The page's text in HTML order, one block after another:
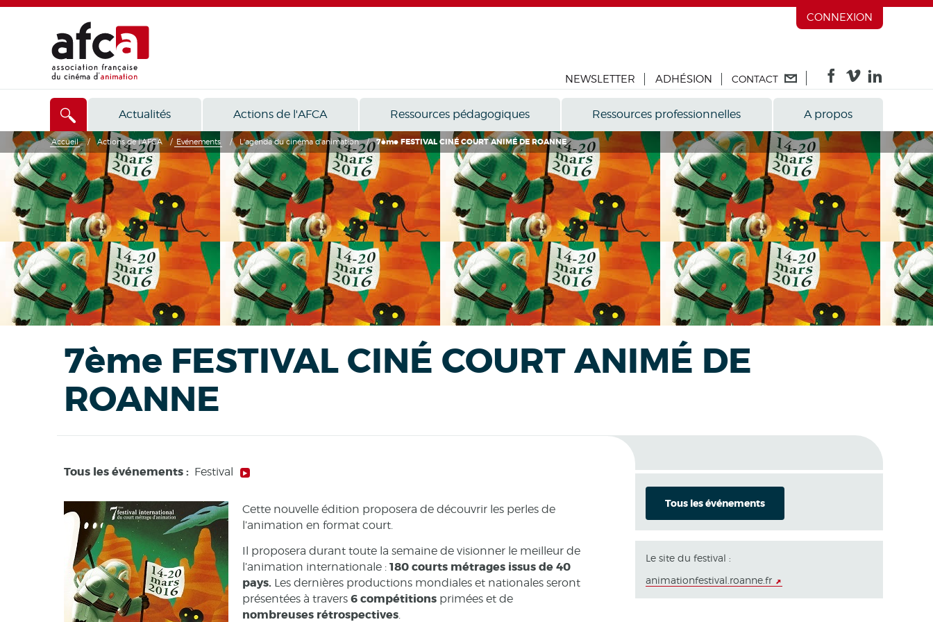
CONNEXION
NEWSLETTER ADHÉSION CONTACT
Actualités Actions de l'AFCA Ressources pédagogiques Ressources professionnelles A propos
Accueil / Actions de l'AFCA / Evénements / L'agenda du cinéma d'animation / 7ème FESTIVAL CINÉ COURT ANIMÉ DE ROANNE
7ème FESTIVAL CINÉ COURT ANIMÉ DE
ROANNE
Tous les événements : Festival
Cette nouvelle édition proposera de découvrir les perles de
l’animation en format court.
Il proposera durant toute la semaine de visionner le meilleur de
l’animation internationale : 180 courts métrages issus de 40
pays. Les dernières productions mondiales et nationales seront
présentées à travers 6compétitions primées et de
nombreuses rétrospectives.
Tous les événements
Le site du festival :
animationfestival.roanne.fr